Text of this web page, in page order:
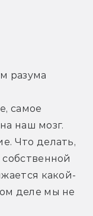
разума
самое
наш мозг.
Что делать,
какой-
деле мы не